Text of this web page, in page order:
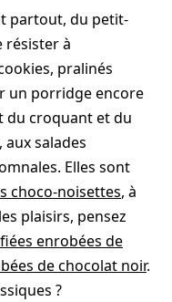
partout, du petit-
résister à
pralinés
un porridge encore
du croquant et du
salades
Elles sont
choco-noisettes, à
plaisirs, pensez
enrobées de
de chocolat noir.
?